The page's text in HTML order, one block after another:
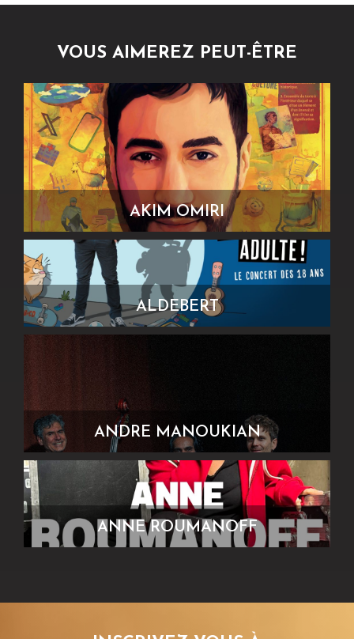
VOUS AIMEREZ PEUT-ÊTRE
AKIM OMIRI
ALDEBERT
ANDRE MANOUKIAN
ANNE ROUMANOFF